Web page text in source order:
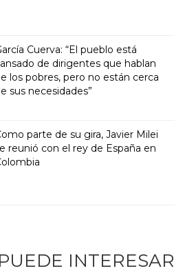
Cuerva: “El pueblo está
de dirigentes que hablan
los pobres, pero no están cerca
sus necesidades”
parte de su gira, Javier Milei
reunió con el rey de España en
INTERESAR